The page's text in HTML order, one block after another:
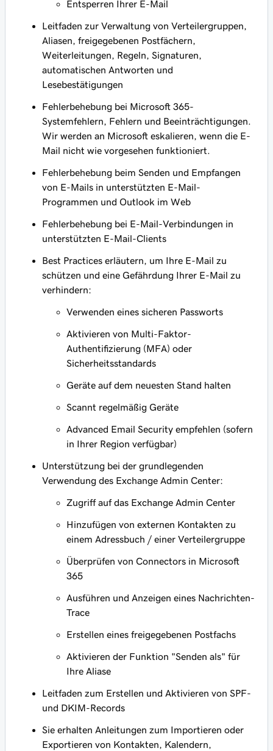
Entsperren Ihrer E-Mail
Leitfaden zur Verwaltung von Verteilergruppen,
Aliasen, freigegebenen Postfächern,
Weiterleitungen, Regeln, Signaturen,
automatischen Antworten und
Lesebestätigungen
Fehlerbehebung bei Microsoft 365-
Systemfehlern, Fehlern und Beeinträchtigungen.
Wir werden an Microsoft eskalieren, wenn die E-
Mail nicht wie vorgesehen funktioniert.
Fehlerbehebung beim Senden und Empfangen
von E-Mails in unterstützten E-Mail-
Programmen und Outlook im Web
Fehlerbehebung bei E-Mail-Verbindungen in
unterstützten E-Mail-Clients
Best Practices erläutern, um Ihre E-Mail zu
schützen und eine Gefährdung Ihrer E-Mail zu
verhindern:
Verwenden eines sicheren Passworts
Aktivieren von Multi-Faktor-
Authentifizierung (MFA) oder
Sicherheitsstandards
Geräte auf dem neuesten Stand halten
Scannt regelmäßig Geräte
Advanced Email Security empfehlen (sofern
in Ihrer Region verfügbar)
Unterstützung bei der grundlegenden
Verwendung des Exchange Admin Center:
Zugriff auf das Exchange Admin Center
Hinzufügen von externen Kontakten zu
einem Adressbuch / einer Verteilergruppe
Überprüfen von Connectors in Microsoft
365
Ausführen und Anzeigen eines Nachrichten-
Trace
Erstellen eines freigegebenen Postfachs
Aktivieren der Funktion "Senden als" für
Ihre Aliase
Leitfaden zum Erstellen und Aktivieren von SPF-
und DKIM-Records
Sie erhalten Anleitungen zum Importieren oder
Exportieren von Kontakten, Kalendern,